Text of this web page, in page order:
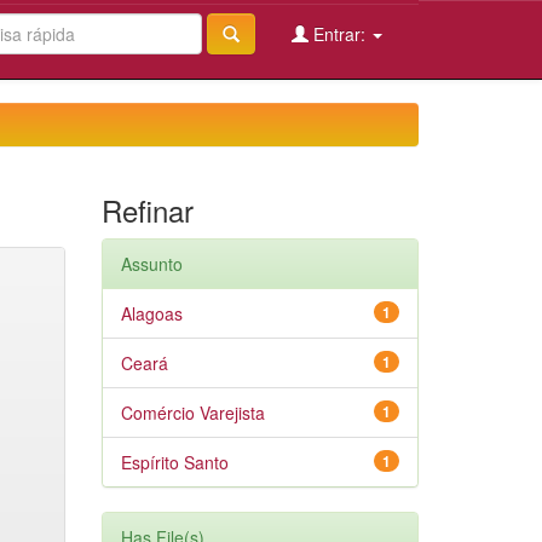
Entrar:
Refinar
Assunto
1
Alagoas
1
Ceará
1
Comércio Varejista
1
Espírito Santo
Has File(s)